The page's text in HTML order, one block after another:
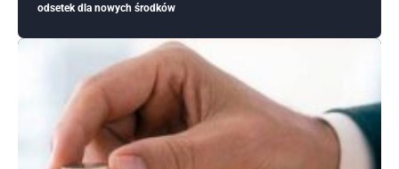
odsetek dla nowych środków